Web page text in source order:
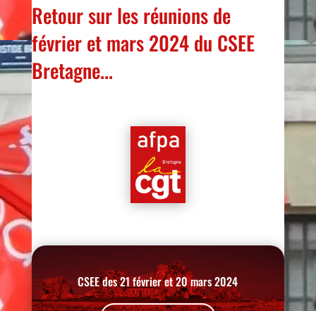
Retour sur les réunions de
février et mars 2024 du CSEE
Bretagne...
CSEE des 21 février et 20 mars 2024